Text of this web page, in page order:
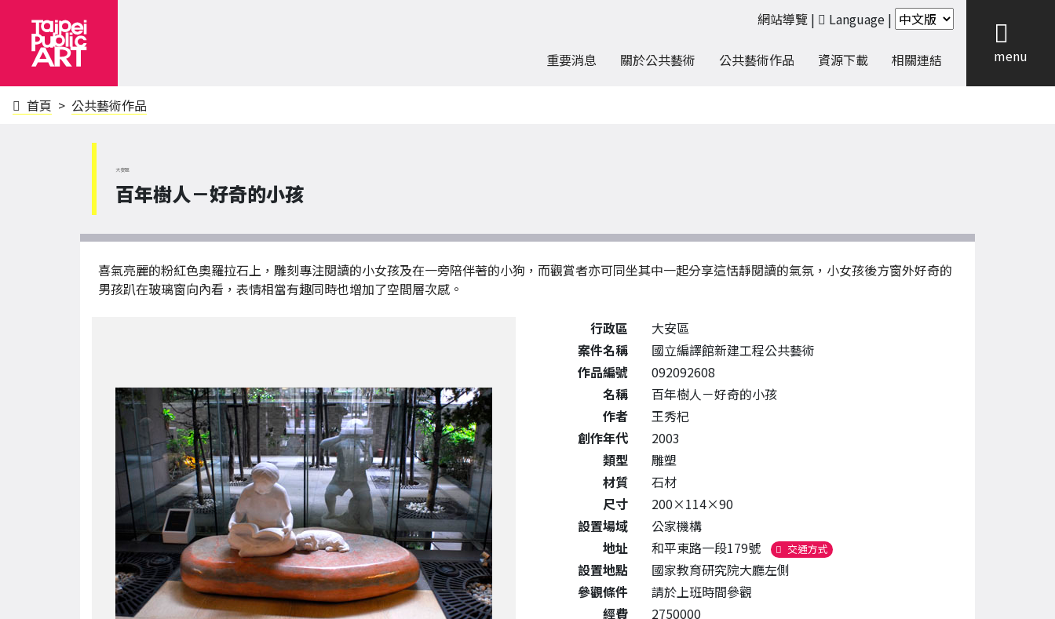
網站導覽 | Language |
重要消息 關於公共藝術 公共藝術作品 資源下載 相關連結 menu
首頁 公共藝術作品
大安區
百年樹人－好奇的小孩
喜氣亮麗的粉紅色奧羅拉石上，雕刻專注閱讀的小女孩及在一旁陪伴著的小狗，而觀賞者亦可同坐其中一起分享這恬靜閱讀的氣氛，小女孩後方窗外好奇的
男孩趴在玻璃窗向內看，表情相當有趣同時也增加了空間層次感。
公共藝術作品詳細資料
行政區
大安區
案件名稱
國立編譯館新建工程公共藝術
作品編號
092092608
名稱
百年樹人－好奇的小孩
作者
王秀杞
創作年代
2003
類型
雕塑
材質
石材
尺寸
200×114×90
設置場域
公家機構
地址
和平東路一段179號 交通方式（另開新視窗）
設置地點
國家教育研究院大廳左側
參觀條件
請於上班時間參觀
經費
2750000